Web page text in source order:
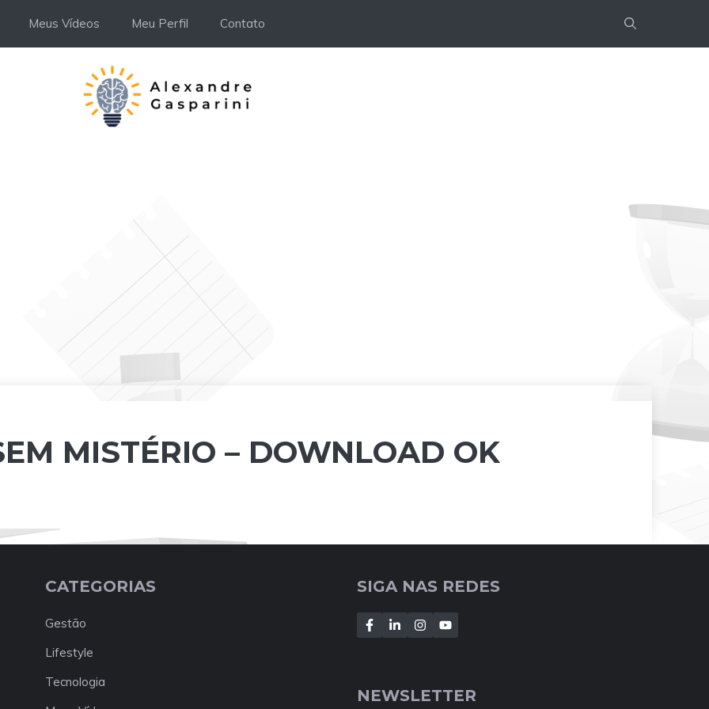
Meus Vídeos Meu Perfil Contato
MISTÉRIO – DOWNLOAD OK
CATEGORIAS
Gestão
Lifestyle
Tecnologia
SIGA NAS REDES
NEWSLETTER